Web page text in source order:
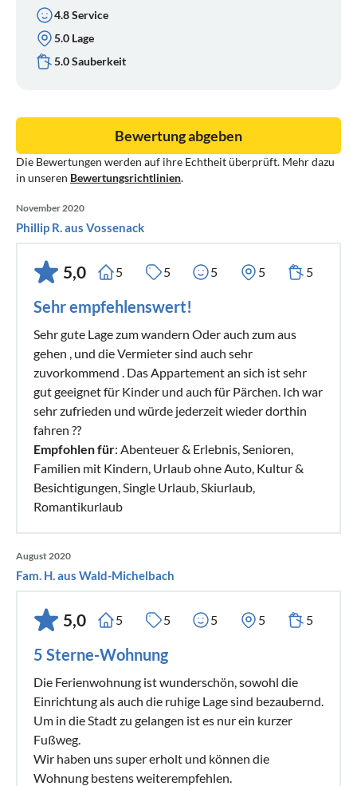
bietet das jährliche Bike - Festival am Fuße des Ettelsberges
Wir stellen eine abschließbare Garage für die Bikes-
Fahrräder auf Anfrage zur Verfügung.
Clubtourismus geeignet!!
4.8 Service
5.0 Lage
5.0 Sauberkeit
Die Bewertungen werden auf ihre Echtheit überprüft. Mehr dazu
in unseren Bewertungsrichtlinien.
Bewertung abgeben
November 2020
Phillip R. aus Vossenack
5,0 5 5 5 5 5
Sehr empfehlenswert!
Sehr gute Lage zum wandern Oder auch zum aus
gehen , und die Vermieter sind auch sehr
zuvorkommend . Das Appartement an sich ist sehr
gut geeignet für Kinder und auch für Pärchen. Ich war
sehr zufrieden und würde jederzeit wieder dorthin
fahren ??
Empfohlen für: Abenteuer & Erlebnis, Senioren,
Familien mit Kindern, Urlaub ohne Auto, Kultur &
Besichtigungen, Single Urlaub, Skiurlaub,
Romantikurlaub
August 2020
Fam. H. aus Wald-Michelbach
5,0 5 5 5 5 5
5 Sterne-Wohnung
Die Ferienwohnung ist wunderschön, sowohl die
Einrichtung als auch die ruhige Lage sind bezaubernd.
Um in die Stadt zu gelangen ist es nur ein kurzer
Fußweg.
Wir haben uns super erholt und können die
Wohnung bestens weiterempfehlen.